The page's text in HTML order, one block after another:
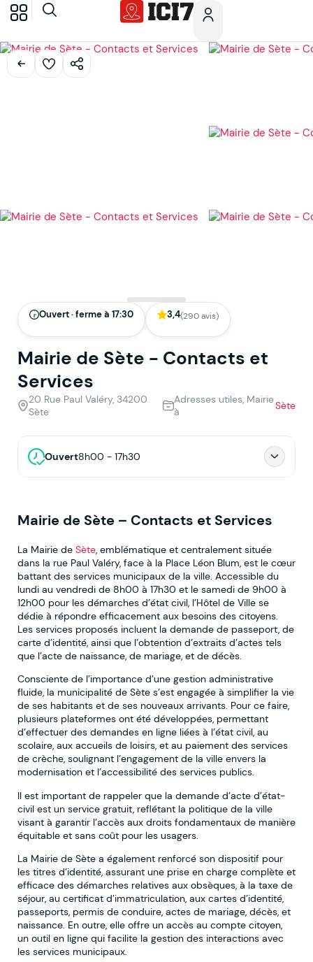
Ouvert · ferme à 17:30 3,4(290 avis)
Mairie de Sète - Contacts et
Services
20 Rue Paul Valéry, 34200
Sète
Adresses utiles, Mairie
à
Sète
Ouvert8h00 - 17h30
Mairie de Sète – Contacts et Services
La Mairie de Sète, emblématique et centralement située
dans la rue Paul Valéry, face à la Place Léon Blum, est le cœur
battant des services municipaux de la ville. Accessible du
lundi au vendredi de 8h00 à 17h30 et le samedi de 9h00 à
12h00 pour les démarches d’état civil, l’Hôtel de Ville se
dédie à répondre efficacement aux besoins des citoyens.
Les services proposés incluent la demande de passeport, de
carte d’identité, ainsi que l’obtention d’extraits d’actes tels
que l’acte de naissance, de mariage, et de décès.
Consciente de l’importance d’une gestion administrative
fluide, la municipalité de Sète s’est engagée à simplifier la vie
de ses habitants et de ses nouveaux arrivants. Pour ce faire,
plusieurs plateformes ont été développées, permettant
d’effectuer des demandes en ligne liées à l’état civil, au
scolaire, aux accueils de loisirs, et au paiement des services
de crèche, soulignant l’engagement de la ville envers la
modernisation et l’accessibilité des services publics.
Il est important de rappeler que la demande d’acte d’état-
civil est un service gratuit, reflétant la politique de la ville
visant à garantir l’accès aux droits fondamentaux de manière
équitable et sans coût pour les usagers.
La Mairie de Sète a également renforcé son dispositif pour
les titres d’identité, assurant une prise en charge complète et
efficace des démarches relatives aux obsèques, à la taxe de
séjour, au certificat d’immatriculation, aux cartes d’identité,
passeports, permis de conduire, actes de mariage, décès, et
naissance. En outre, elle offre un accès au compte citoyen,
un outil en ligne qui facilite la gestion des interactions avec
les services municipaux.